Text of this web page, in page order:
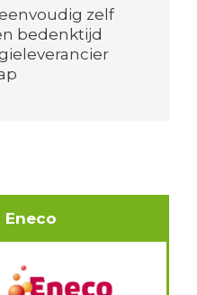
zelf
bedenktijd
Eneco